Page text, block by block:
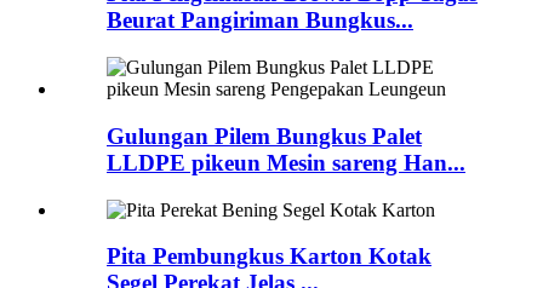
Beurat Pangiriman Bungkus...
Gulungan Pilem Bungkus Palet
LLDPE pikeun Mesin sareng Han...
Pita Pembungkus Karton Kotak
Segel Perekat Jelas ...